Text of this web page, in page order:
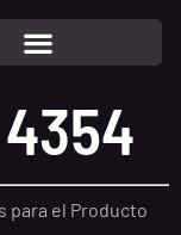
4354
para el Producto